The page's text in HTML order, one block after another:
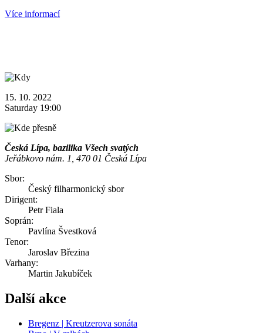
Více informací
15. 10. 2022
Saturday 19:00
Česká Lípa, bazilika Všech svatých
Jeřábkovo nám. 1, 470 01 Česká Lípa
Sbor:
Český filharmonický sbor
Dirigent:
Petr Fiala
Soprán:
Pavlína Švestková
Tenor:
Jaroslav Březina
Varhany:
Martin Jakubíček
Další akce
Bregenz | Kreutzerova sonáta